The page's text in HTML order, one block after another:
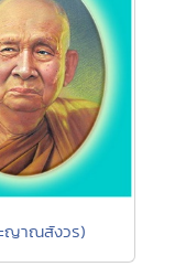
ญาณสังวร)